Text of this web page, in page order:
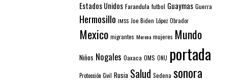
Estados Unidos Farandula futbol Guaymas Guerra
Hermosillo IMSS Joe Biden López Obrador
Mexico migrantes Morena mujeres Mundo
Niños Nogales Oaxaca OMS ONU portada
Protección Civil Rusia Salud Sedena sonora